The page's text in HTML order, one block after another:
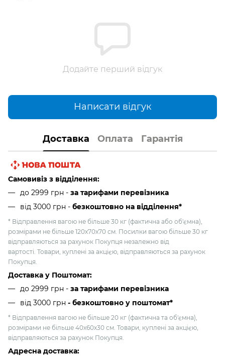
Додайте перший відгук
Написати відгук
Доставка Оплата Гарантія
Самовивіз з відділення:
до 2999 грн - за тарифами перевізника
від 3000 грн - безкоштовно на відділення*
* Відправлення вагою не більше 30 кг (фактична або об'ємна),
розмірами не більше 120х70х70 см. Посилки вагою більше 30 кг
відправляються за рахунок Покупця незалежно від
вартості. Товари, куплені за акцією, відправляються за рахунок
Покупця.
Доставка у Поштомат:
до 2999 грн - за тарифами перевізника
від 3000 грн - безкоштовно у поштомат*
* Відправлення вагою не більше 20 кг (фактична та об'ємна),
розмірами не більше 40х60х30 см. Товари, куплені за акцією,
відправляються за рахунок Покупця.
Адресна доставка: